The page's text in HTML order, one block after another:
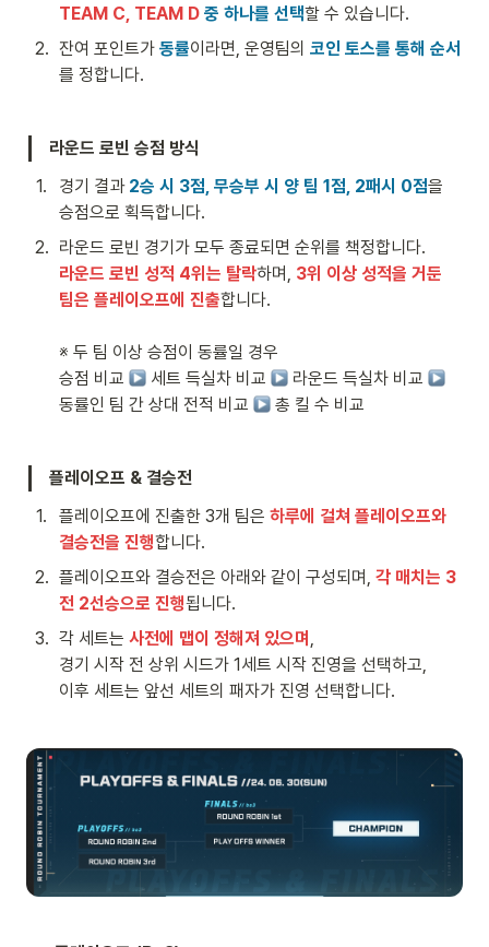
TEAM C, TEAM D 중 하나를 선택할 수 있습니다.
2. 잔여 포인트가 동률이라면, 운영팀의 코인 토스를 통해 순서
를 정합니다.
라운드 로빈 승점 방식
1. 경기 결과 2승 시 3점, 무승부 시 양 팀 1점, 2패시 0점을
승점으로 획득합니다.
2.
라운드 로빈 성적 4위는 탈락하며, 3위 이상 성적을 거둔
팀은 플레이오프에 진출합니다.
※ 두 팀 이상 승점이 동률일 경우
승점 비교
세트 득실차 비교
라운드 득실차 비교
동률인 팀 간 상대 전적 비교
총 킬 수 비교
플레이오프 & 결승전
1. 플레이오프에 진출한 3개 팀은 하루에 걸쳐 플레이오프와
결승전을 진행합니다.
2. 플레이오프와 결승전은 아래와 같이 구성되며, 각 매치는 3
전 2선승으로 진행됩니다.
3. 각 세트는 사전에 맵이 정해져 있으며 ,
경기 시작 전 상위 시드가 1세트 시작 진영을 선택하고,
이후 세트는 앞선 세트의 패자가 진영 선택합니다.